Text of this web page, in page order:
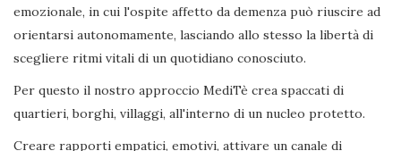
emozionale, in cui l'ospite affetto da demenza può riuscire ad
orientarsi autonomamente, lasciando allo stesso la libertà di
scegliere ritmi vitali di un quotidiano conosciuto.
Per questo il nostro approccio MediTè crea spaccati di
quartieri, borghi, villaggi, all'interno di un nucleo protetto.
Creare rapporti empatici, emotivi, attivare un canale di